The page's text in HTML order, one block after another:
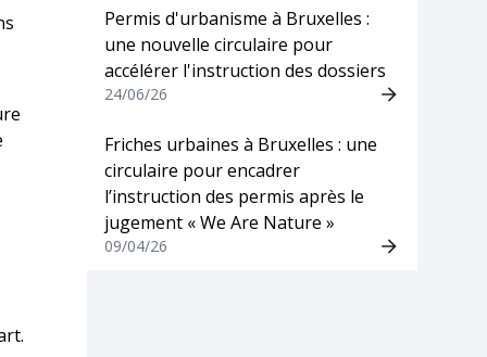
Permis d'urbanisme à Bruxelles :
une nouvelle circulaire pour
accélérer l'instruction des dossiers
24/06/26
Friches urbaines à Bruxelles : une
circulaire pour encadrer
l’instruction des permis après le
jugement « We Are Nature »
09/04/26